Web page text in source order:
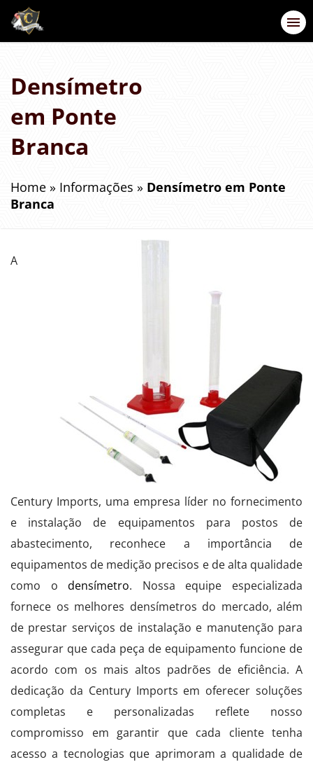
Densímetro
em Ponte
Branca
Home » Informações » Densímetro em Ponte
Branca
A
Century Imports, uma empresa líder no fornecimento
e instalação de equipamentos para postos de
abastecimento, reconhece a importância de
equipamentos de medição precisos e de alta qualidade
como odensímetro. Nossa equipe especializada
fornece os melhores densímetros do mercado, além
de prestar serviços de instalação e manutenção para
assegurar que cada peça de equipamento funcione de
acordo com os mais altos padrões de eficiência. A
dedicação da Century Imports em oferecer soluções
completas e personalizadas reflete nosso
compromisso em garantir que cada cliente tenha
acesso a tecnologias que aprimoram a qualidade de